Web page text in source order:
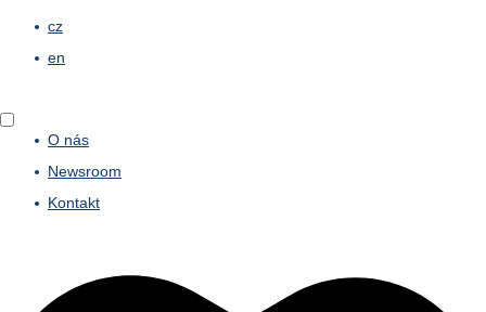
cz
en
O nás
Newsroom
Kontakt